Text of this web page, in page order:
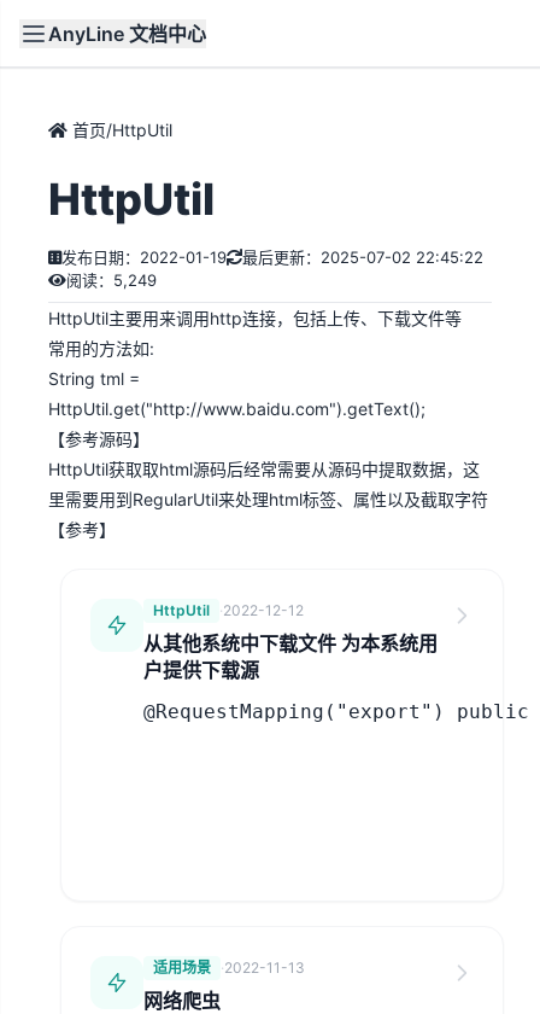
AnyLine 文档中心
文档 首页
首页/HttpUtil
HttpUtil
发布日期：2022-01-19
最后更新：2025-07-02 22:45:22
阅读：5,249
HttpUtil主要用来调用http连接，包括上传、下载文件等
常用的方法如:
String tml =
HttpUtil.get("http://www.baidu.com").getText();
【参考源码】
HttpUtil获取取html源码后经常需要从源码中提取数据，这
里需要用到RegularUtil来处理html标签、属性以及截取字符
【参考】
HttpUtil ·2022-12-12
从其他系统中下载文件 为本系统用
户提供下载源
@RequestMapping("export") public void
适用场景 ·2022-11-13
网络爬虫